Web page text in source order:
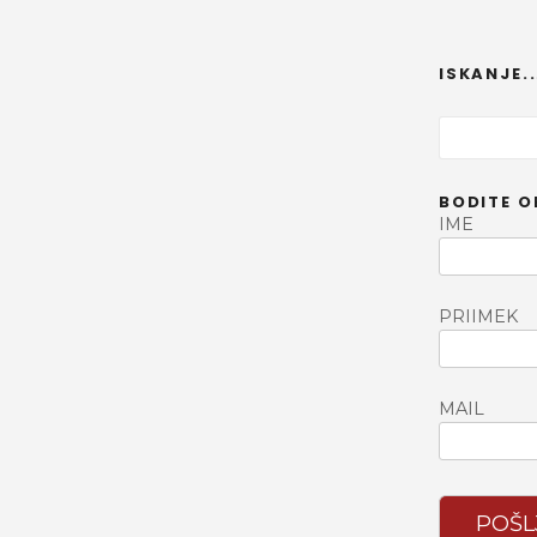
iBODITE
IME
PRIIMEK
MAIL